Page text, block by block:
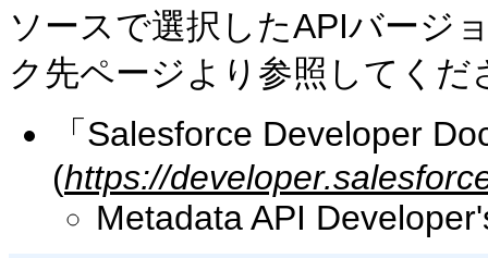
ソースで選択したAPIバージ
ク先ページより参照してくだ
「Salesforce Developer
(https://
Metadata API